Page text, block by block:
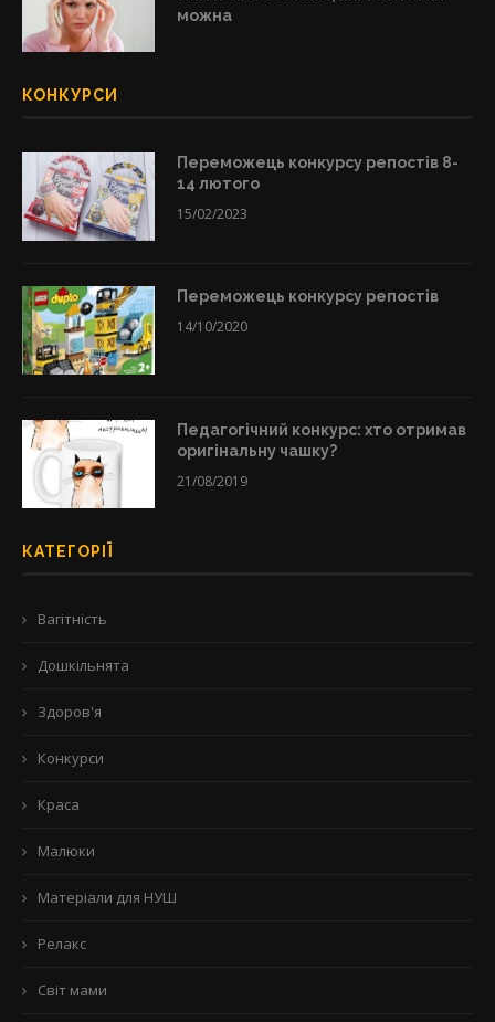
можна
КОНКУРСИ
Переможець конкурсу репостів 8-
14 лютого
15/02/2023
Переможець конкурсу репостів
14/10/2020
Педагогічний конкурс: хто отримав
оригінальну чашку?
21/08/2019
КАТЕГОРІЇ
Вагітність
Дошкільнята
Здоров'я
Конкурси
Краса
Малюки
Матеріали для НУШ
Релакс
Світ мами